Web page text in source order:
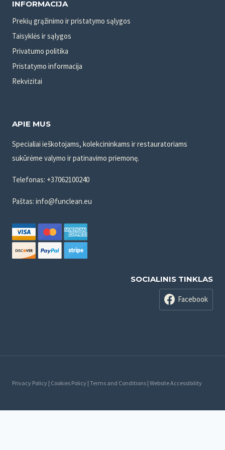
INFORMACIJA
Prekių grąžinimo ir pristatymo sąlygos
Taisyklės ir sąlygos
Privatumo politika
Pristatymo informacija
Rekvizitai
APIE MUS
Specialiai ieškotojams, kolekcininkams ir restauratoriams
sukūrėme valymo ir patinavimo priemonę.
Telefonas: +37062100240
Paštas: info@funclean.eu
SOCIALINIS TINKLAS
Facebook
Privacy Policy | Cookies Policy | Terms and Conditions | Website Accessibility